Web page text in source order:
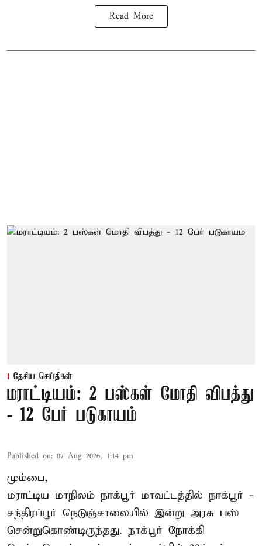
Read More
தேசிய செய்திகள்
மராட்டியம்: 2 பஸ்கள் மோதி விபத்து
- 12 பேர் படுகாயம்
Published on: 07 Aug 2026, 1:14 pm
மும்பை,
மராட்டிய மாநிலம் நாக்பூர் மாவட்டத்தில் நாக்பூர் -
சந்திரப்பூர் நெடுஞ்சாலையில் இன்று அரசு பஸ்
சென்றுகொண்டிருந்தது. நாக்பூர் நோக்கி